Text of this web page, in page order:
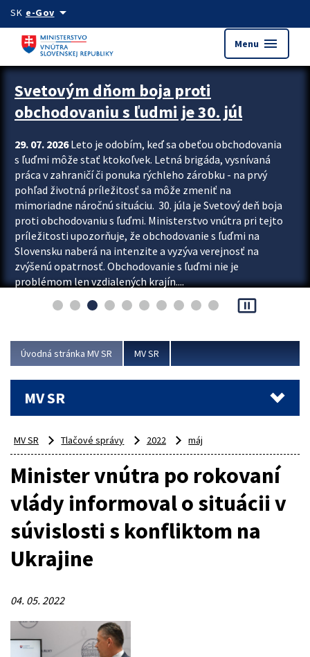
Preskocit na hlavný obsah
SK e-Govarrow_drop_down
Menu menu
Zastavit automatický posun upútavok
Svetovým dňom boja proti
obchodovaniu s ľudmi je 30. júl
29. 07. 2026Leto je odobím, keď sa obeťou obchodovania
s ľuďmi môže stať ktokoľvek. Letná brigáda, vysnívaná
práca v zahraničí či ponuka rýchleho zárobku - na prvý
pohľad životná príležitosť sa môže zmeniť na
mimoriadne náročnú situáciu. 30. júla je Svetový deň boja
proti obchodovaniu s ľuďmi. Ministerstvo vnútra pri tejto
príležitosti upozorňuje, že obchodovanie s ľuďmi na
Slovensku naberá na intenzite a vyzýva verejnosť na
zvýšenú opatrnosť. Obchodovanie s ľuďmi nie je
problémom len vzdialených krajín....
pause_presentation
Úvodná stránka MV SR MV SR
MV SR
MV SR Tlačové správy 2022 máj
Minister vnútra po rokovaní
vlády informoval o situácii v
súvislosti s konfliktom na
Ukrajine
04. 05. 2022